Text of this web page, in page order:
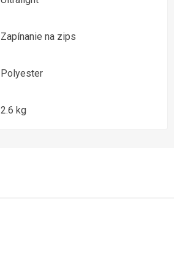
Zapínanie na zips
Polyester
2.6 kg